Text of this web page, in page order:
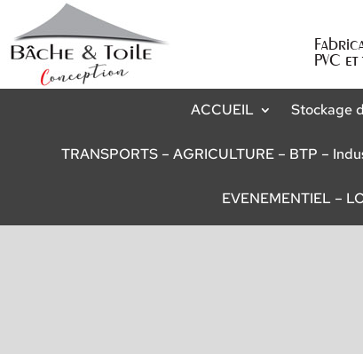
PVC
ACCUEIL Stockage
TRANSPORTS – AGRICULTURE – BTP –
EVENEMENTIEL –